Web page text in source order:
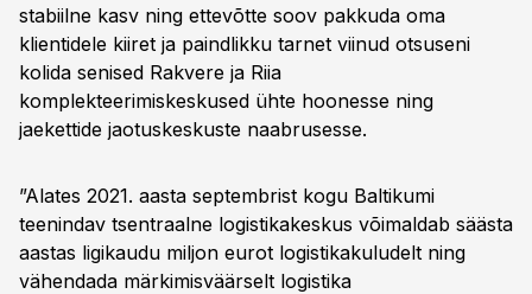
stabiilne kasv ning ettevõtte soov pakkuda oma
klientidele kiiret ja paindlikku tarnet viinud otsuseni
kolida senised Rakvere ja Riia
komplekteerimiskeskused ühte hoonesse ning
jaekettide jaotuskeskuste naabrusesse.
”Alates 2021. aasta septembrist kogu Baltikumi
teenindav tsentraalne logistikakeskus võimaldab säästa
aastas ligikaudu miljon eurot logistikakuludelt ning
vähendada märkimisväärselt logistika